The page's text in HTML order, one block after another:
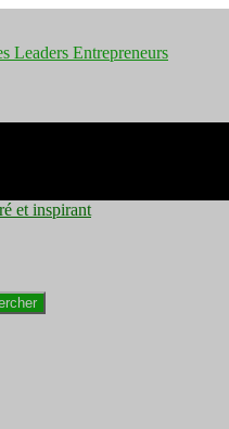
Pourquoi
et inspirant